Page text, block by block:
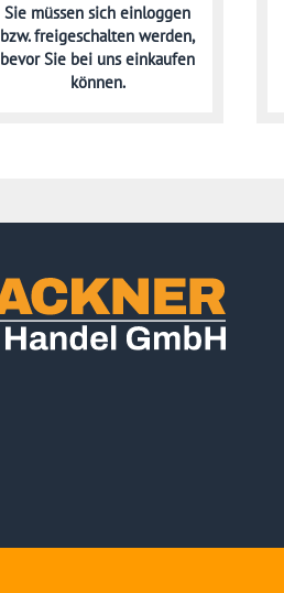
Sie müssen sicheinloggen
bzw. freigeschalten werden,
bevor Sie bei uns einkaufen
können.